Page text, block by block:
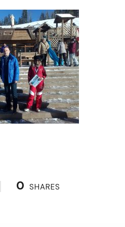
0 SHARES